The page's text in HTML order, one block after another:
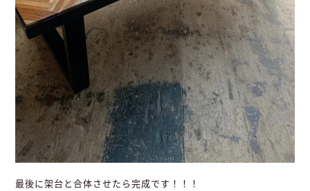
最後に架台と合体させたら完成です！！！